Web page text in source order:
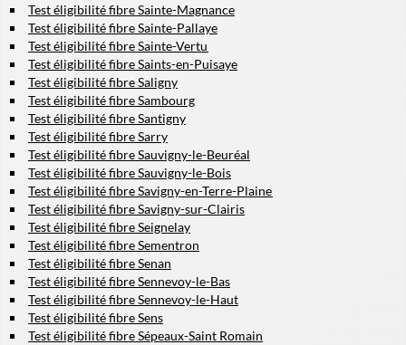
Test éligibilité fibre Sainte-Magnance
Test éligibilité fibre Sainte-Pallaye
Test éligibilité fibre Sainte-Vertu
Test éligibilité fibre Saints-en-Puisaye
Test éligibilité fibre Saligny
Test éligibilité fibre Sambourg
Test éligibilité fibre Santigny
Test éligibilité fibre Sarry
Test éligibilité fibre Sauvigny-le-Beuréal
Test éligibilité fibre Sauvigny-le-Bois
Test éligibilité fibre Savigny-en-Terre-Plaine
Test éligibilité fibre Savigny-sur-Clairis
Test éligibilité fibre Seignelay
Test éligibilité fibre Sementron
Test éligibilité fibre Senan
Test éligibilité fibre Sennevoy-le-Bas
Test éligibilité fibre Sennevoy-le-Haut
Test éligibilité fibre Sens
Test éligibilité fibre Sépeaux-Saint Romain